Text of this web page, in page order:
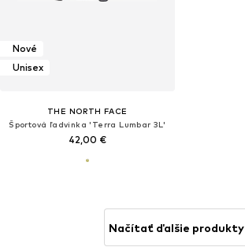
Nové
Unisex
THE NORTH FACE
Športová ľadvinka 'Terra Lumbar 3L'
42,00 €
Načítať ďalšie produkty